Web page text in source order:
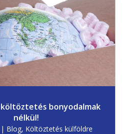
bonyodalmak
nélkül!
| Blog, Költöztetés külföldre